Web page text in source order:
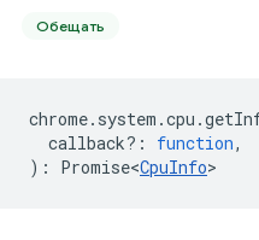
Обещать
chrome. system .cpu .
callback? : function,
) : Promise<CpuInfo>